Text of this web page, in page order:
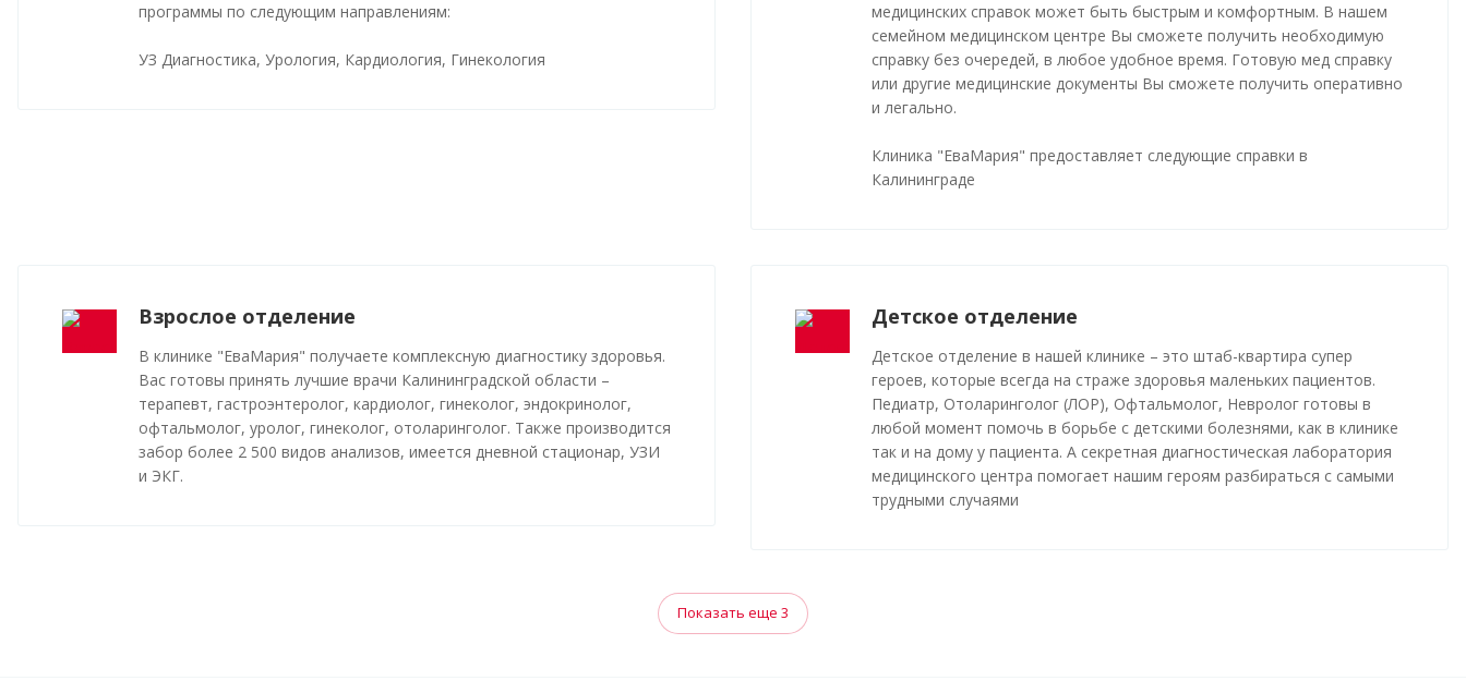
программы по следующим направлениям:
УЗ Диагностика, Урология, Кардиология, Гинекология
медицинских справок может быть быстрым и комфортным. В нашем
семейном медицинском центре Вы сможете получить необходимую
справку без очередей, в любое удобное время. Готовую мед справку
или другие медицинские документы Вы сможете получить оперативно
и легально.
Клиника "ЕваМария" предоставляет следующие справки в
Калининграде
Взрослое отделение
В клинике "ЕваМария" получаете комплексную диагностику здоровья.
Вас готовы принять лучшие врачи Калининградской области –
терапевт, гастроэнтеролог, кардиолог, гинеколог, эндокринолог,
офтальмолог, уролог, гинеколог, отоларинголог. Также производится
забор более 2 500 видов анализов, имеется дневной стационар, УЗИ
и ЭКГ.
Детское отделение
Детское отделение в нашей клинике – это штаб-квартира супер
героев, которые всегда на страже здоровья маленьких пациентов.
Педиатр, Отоларинголог (ЛОР), Офтальмолог, Невролог готовы в
любой момент помочь в борьбе с детскими болезнями, как в клинике
так и на дому у пациента. А секретная диагностическая лаборатория
медицинского центра помогает нашим героям разбираться с самыми
трудными случаями
Показать еще 3